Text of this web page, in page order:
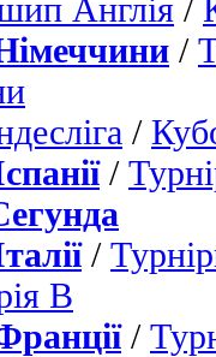
Англія /
/
/
/
/
B
/